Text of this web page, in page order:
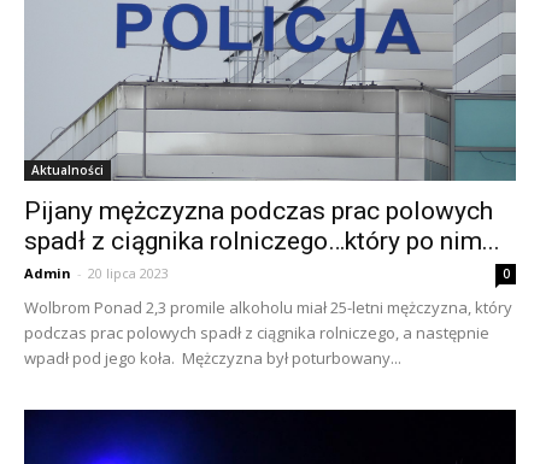
Aktualności
Pijany mężczyzna podczas prac polowych
spadł z ciągnika rolniczego…który po nim...
Admin - 20 lipca 2023 0
Wolbrom Ponad 2,3 promile alkoholu miał 25-letni mężczyzna, który
podczas prac polowych spadł z ciągnika rolniczego, a następnie
wpadł pod jego koła. Mężczyzna był poturbowany...